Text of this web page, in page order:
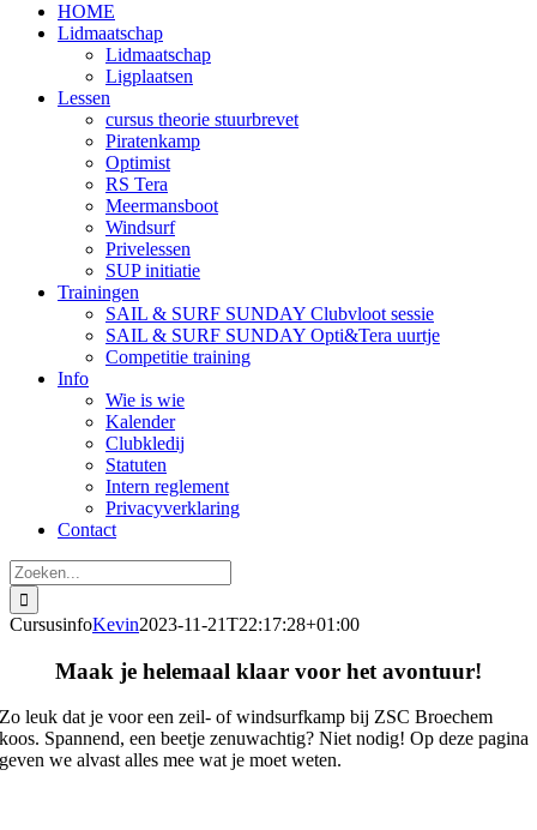
HOME
Lidmaatschap
Lidmaatschap
Ligplaatsen
Lessen
cursus theorie stuurbrevet
Piratenkamp
Optimist
RS Tera
Meermansboot
Windsurf
Privelessen
SUP initiatie
Trainingen
SAIL & SURF SUNDAY Clubvloot sessie
SAIL & SURF SUNDAY Opti&Tera uurtje
Competitie training
Info
Wie is wie
Kalender
Clubkledij
Statuten
Intern reglement
Privacyverklaring
Contact
Zoeken
naar:
CursusinfoKevin2023-11-21T22:17:28+01:00
Maak je helemaal klaar voor het avontuur!
Zo leuk dat je voor een zeil- of windsurfkamp bij ZSC Broechem
koos. Spannend, een beetje zenuwachtig? Niet nodig! Op deze pagina
geven we alvast alles mee wat je moet weten.